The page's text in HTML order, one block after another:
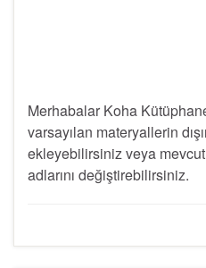
Merhabalar Koha
varsayılan materyallerin
ekleyebilirsiniz veya
adlarını değiştirebilirsiniz.